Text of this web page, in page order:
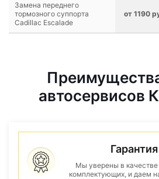
Замена переднего
тормозного суппорта
Cadillac Escalade
от 1190
автосервисов
Мы уверены в качестве
комплектующих, и даем